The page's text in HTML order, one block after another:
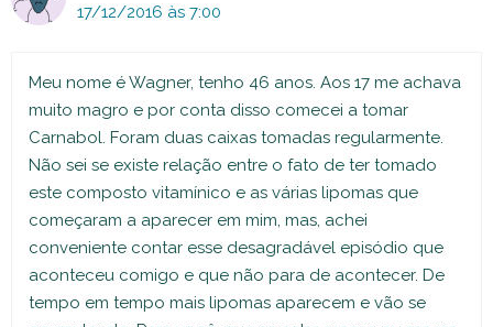
17/12/2016 às 7:00
Meu nome é Wagner, tenho 46 anos. Aos 17 me achava
muito magro e por conta disso comecei a tomar
Carnabol. Foram duas caixas tomadas regularmente.
Não sei se existe relação entre o fato de ter tomado
este composto vitamínico e as várias lipomas que
começaram a aparecer em mim, mas, achei
conveniente contar esse desagradável episódio que
aconteceu comigo e que não para de acontecer. De
tempo em tempo mais lipomas aparecem e vão se